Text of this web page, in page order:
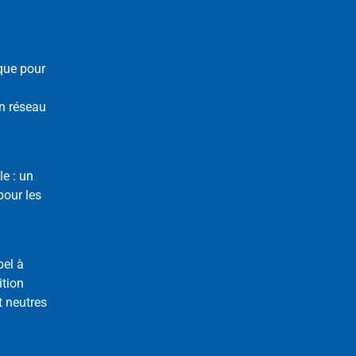
pour
réseau
: un
les
à
neutres